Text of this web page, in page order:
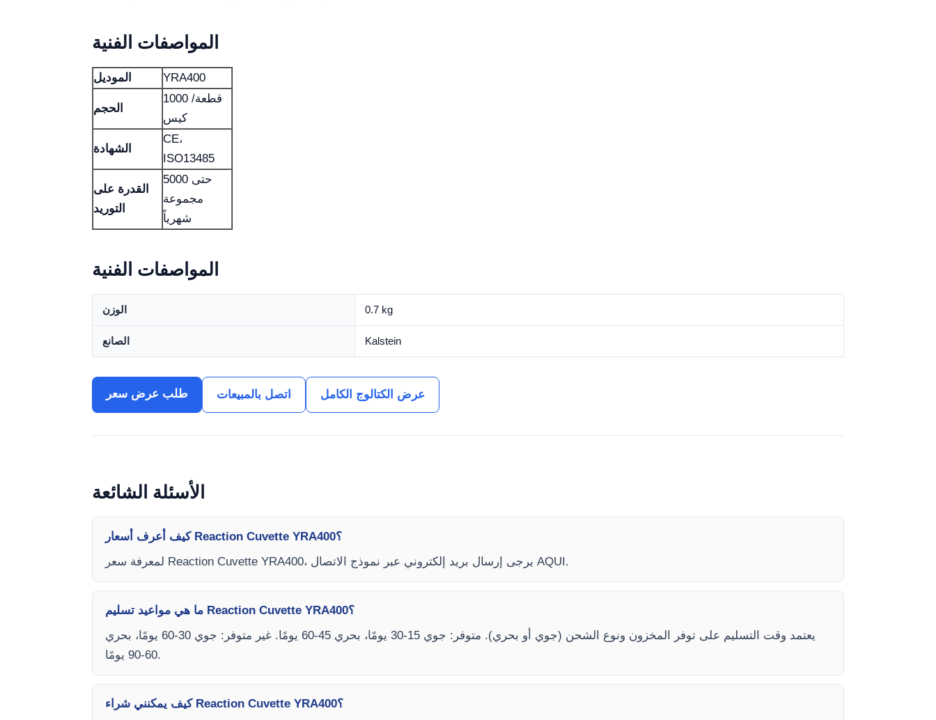
المواصفات الفنية
الموديل YRA400
الحجم
1000 قطعة/
كيس
الشهادة
CE،
ISO13485
القدرة على
التوريد
حتى 5000
مجموعة
شهرياً
المواصفات الفنية
الوزن 0.7 kg
الصانع Kalstein
طلب عرض سعر اتصل بالمبيعات عرض الكتالوج الكامل
الأسئلة الشائعة
كيف أعرف أسعار Reaction Cuvette YRA400؟
لمعرفة سعر Reaction Cuvette YRA400، يرجى إرسال بريد إلكتروني عبر نموذج الاتصال AQUI.
ما هي مواعيد تسليم Reaction Cuvette YRA400؟
يعتمد وقت التسليم على توفر المخزون ونوع الشحن (جوي أو بحري). متوفر: جوي 15-30 يومًا، بحري 45-60 يومًا. غير متوفر: جوي 30-60 يومًا، بحري
60-90 يومًا.
كيف يمكنني شراء Reaction Cuvette YRA400؟